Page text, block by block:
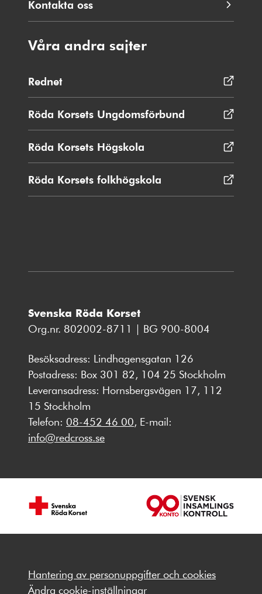
Kontakta oss
Våra andra sajter
Rednet
i
nytt
fönster
Röda Korsets Ungdomsförbund Öppnas
i
Röda Korsets Högskola
i
nytt
fönster
Röda Korsets folkhögskola
i
Svenska Röda Korset
Org.nr. 802002-8711 | BG 900-8004
Besöksadress: Lindhagensgatan 126
Postadress: Box 301 82, 104 25 Stockholm
Leveransadress: Hornsbergsvägen 17, 112
15 Stockholm
Telefon: 08-452 46 00, E-mail:
info@redcross.se
Hantering av personuppgifter och cookies
Ändra cookie-inställningar